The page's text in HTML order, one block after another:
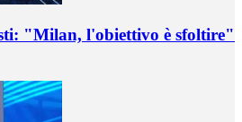
"Milan, l'obiettivo è sfoltire"